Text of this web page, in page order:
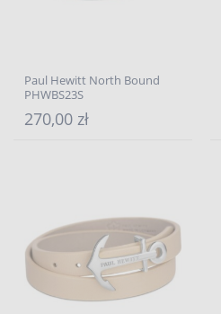
Paul Hewitt North Bound
PHWBS23S
270,00 zł